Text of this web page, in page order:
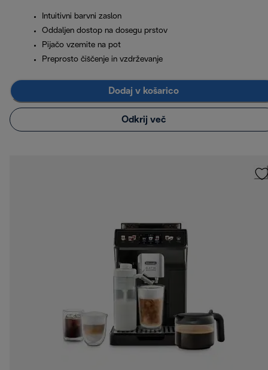
Intuitivni barvni zaslon
Oddaljen dostop na dosegu prstov
Pijačo vzemite na pot
Preprosto čiščenje in vzdrževanje
Dodaj v košarico
Odkrij več